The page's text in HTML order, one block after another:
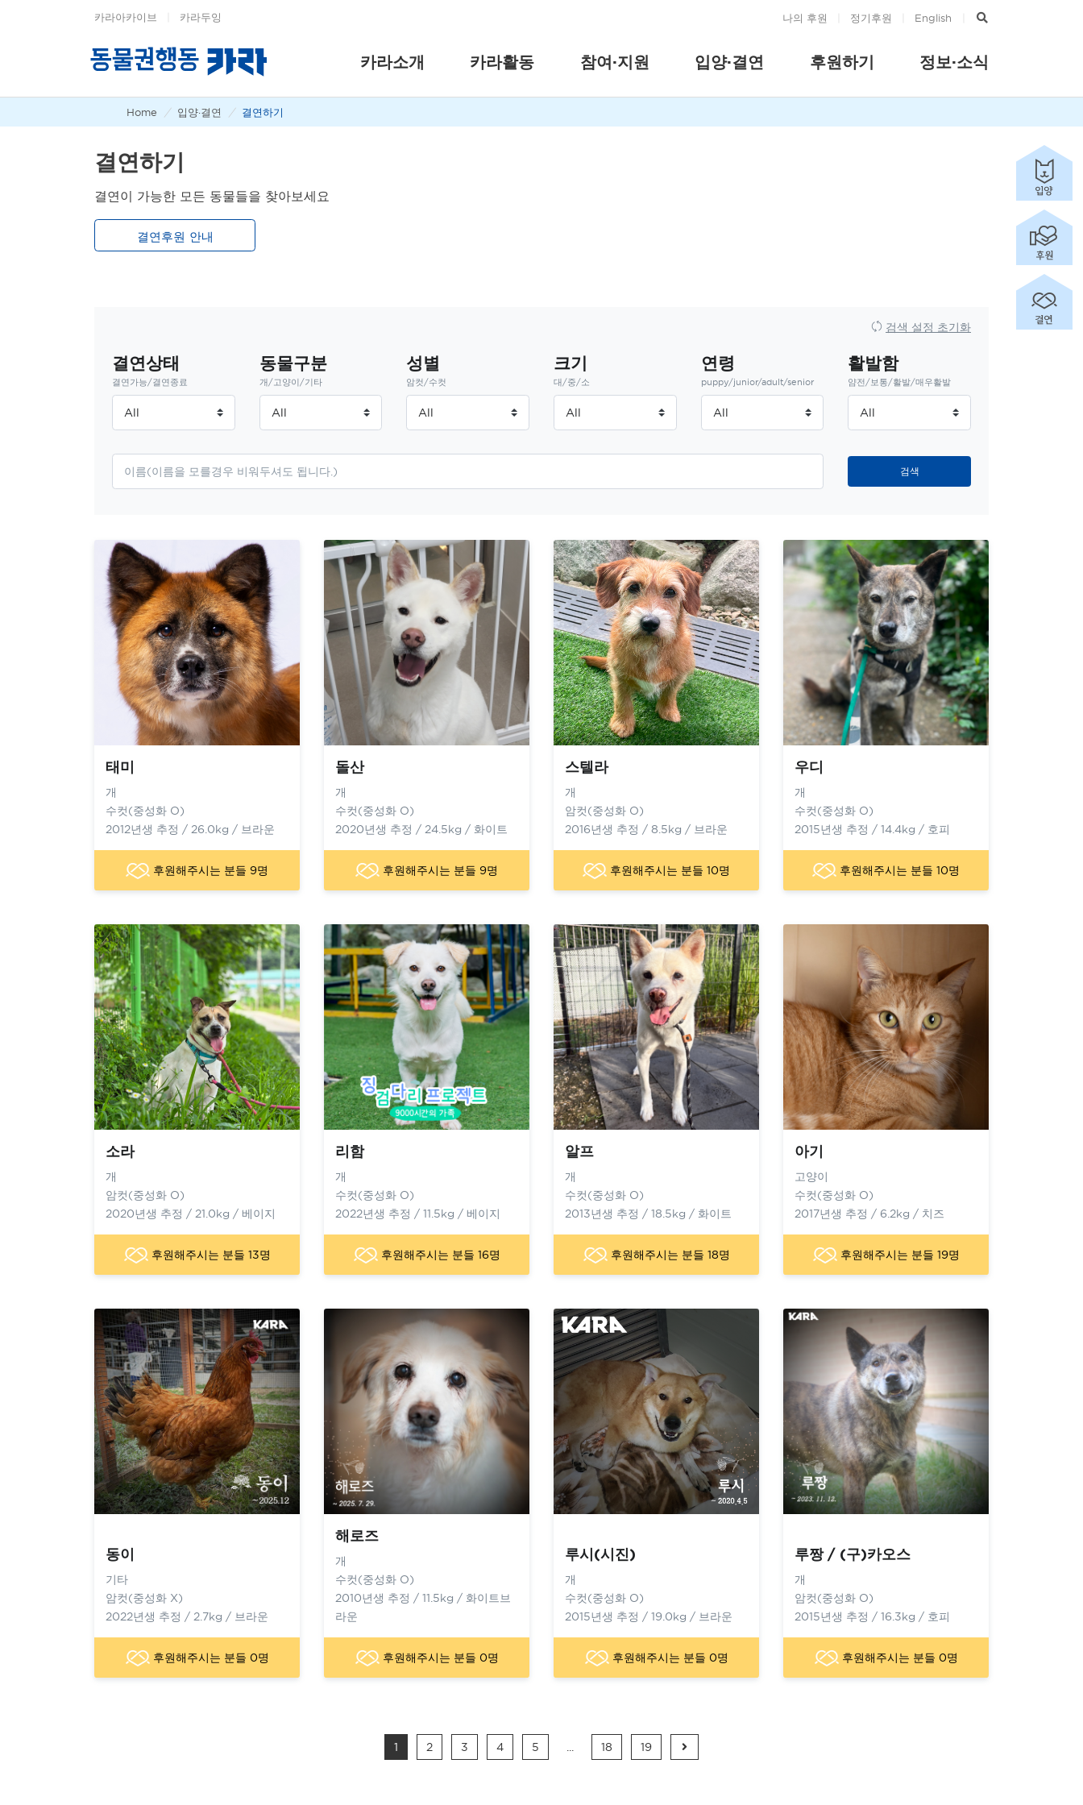
카라아카이브 카라두잉 나의 후원 정기후원 English
카라소개 카라활동 참여·지원 입양·결연 후원하기 정보·소식
Home / 입양·결연 / 결연하기
결연하기
결연이 가능한 모든 동물들을 찾아보세요
결연후원 안내
검색 설정 초기화
결연상태
결연가능/결연종료
동물구분
개/고양이/기타
성별
암컷/수컷
크기
대/중/소
연령
puppy/junior/adult/senior
활발함
얌전/보통/활발/매우활발
검색
태미
개
수컷(중성화 O)
2012년생 추정 / 26.0kg / 브라운
후원해주시는 분들 9명
돌산
개
수컷(중성화 O)
2020년생 추정 / 24.5kg / 화이트
후원해주시는 분들 9명
스텔라
개
암컷(중성화 O)
2016년생 추정 / 8.5kg / 브라운
후원해주시는 분들 10명
우디
개
수컷(중성화 O)
2015년생 추정 / 14.4kg / 호피
후원해주시는 분들 10명
소라
개
암컷(중성화 O)
2020년생 추정 / 21.0kg / 베이지
후원해주시는 분들 13명
리함
개
수컷(중성화 O)
2022년생 추정 / 11.5kg / 베이지
후원해주시는 분들 16명
알프
개
수컷(중성화 O)
2013년생 추정 / 18.5kg / 화이트
후원해주시는 분들 18명
아기
고양이
수컷(중성화 O)
2017년생 추정 / 6.2kg / 치즈
후원해주시는 분들 19명
동이
기타
암컷(중성화 X)
2022년생 추정 / 2.7kg / 브라운
후원해주시는 분들 0명
해로즈
개
수컷(중성화 O)
2010년생 추정 / 11.5kg / 화이트브
라운
후원해주시는 분들 0명
루시(시진)
개
수컷(중성화 O)
2015년생 추정 / 19.0kg / 브라운
후원해주시는 분들 0명
루짱 / (구)카오스
개
암컷(중성화 O)
2015년생 추정 / 16.3kg / 호피
후원해주시는 분들 0명
1 2 3 4 5 ... 18 19 Next